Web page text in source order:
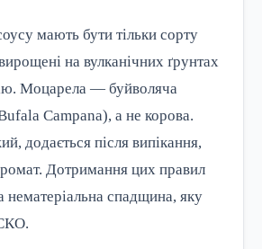
мають бути тільки сорту
на вулканічних ґрунтах
Моцарела — буйволяча
Campana), а не корова.
додається після випікання,
Дотримання цих правил
нематеріальна спадщина, яку